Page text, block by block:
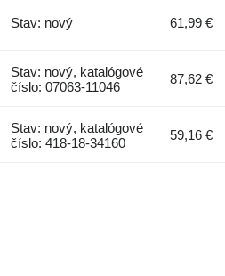
Stav: nový 61,99 €
Stav: nový, katalógové
číslo: 07063-11046
87,62 €
Stav: nový, katalógové
číslo: 418-18-34160
59,16 €